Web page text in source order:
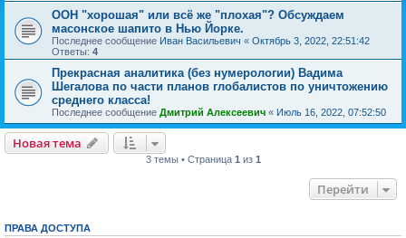
ООН "хорошая" или всё же "плохая"? Обсуждаем
масонское шапито в Нью Йорке.
Последнее сообщение Иван Васильевич « Октябрь 3, 2022, 22:51:42
Ответы: 4
Прекрасная аналитика (без нумерологии) Вадима
Шегалова по части планов глобалистов по уничтожению
среднего класса!
Последнее сообщение Дмитрий Алексеевич « Июль 16, 2022, 07:52:50
Новая тема
3 темы • Страница 1 из 1
Перейти
ПРАВА ДОСТУПА